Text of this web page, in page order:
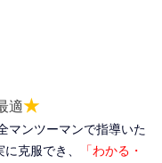
適★
マンツーマンで指導いた
克服でき、
「わかる・